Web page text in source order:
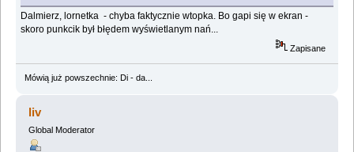
Dalmierz, lornetka - chyba faktycznie wtopka. Bo gapi się w ekran -
skoro punkcik był błędem wyświetlanym nań...
Zapisane
Mówią już powszechnie: Di - da...
liv
Global Moderator